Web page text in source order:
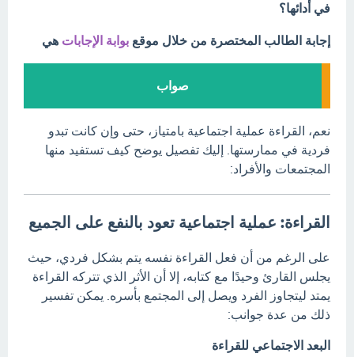
في أدائها؟
إجابة الطالب المختصرة من خلال موقع بوابة الإجابات هي
صواب
نعم، القراءة عملية اجتماعية بامتياز، حتى وإن كانت تبدو
فردية في ممارستها. إليك تفصيل يوضح كيف تستفيد منها
المجتمعات والأفراد:
القراءة: عملية اجتماعية تعود بالنفع على الجميع
على الرغم من أن فعل القراءة نفسه يتم بشكل فردي، حيث
يجلس القارئ وحيدًا مع كتابه، إلا أن الأثر الذي تتركه القراءة
يمتد ليتجاوز الفرد ويصل إلى المجتمع بأسره. يمكن تفسير
ذلك من عدة جوانب:
البعد الاجتماعي للقراءة